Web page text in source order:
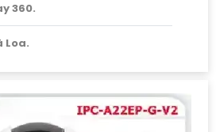
360.
Loa.